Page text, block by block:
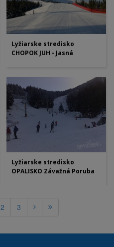
Lyžiarske stredisko
CHOPOK JUH - Jasná
Lyžiarske stredisko
OPALISKO Závažná Poruba
2 3